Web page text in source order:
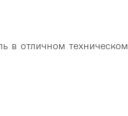
в отличном техническом